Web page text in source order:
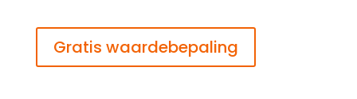
Gratis waardebepaling